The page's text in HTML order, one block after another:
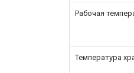
Рабочая
Температура